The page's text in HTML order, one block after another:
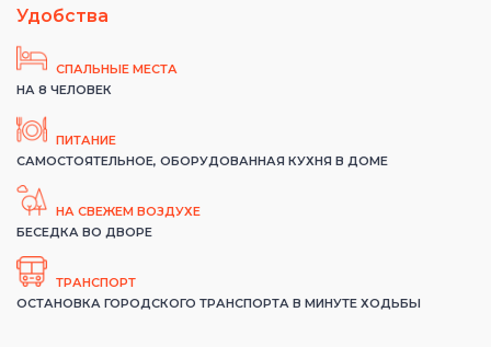
Удобства
СПАЛЬНЫЕ МЕСТА
НА 8 ЧЕЛОВЕК
ПИТАНИЕ
САМОСТОЯТЕЛЬНОЕ, ОБОРУДОВАННАЯ КУХНЯ В ДОМЕ
НА СВЕЖЕМ ВОЗДУХЕ
БЕСЕДКА ВО ДВОРЕ
ТРАНСПОРТ
ОСТАНОВКА ГОРОДСКОГО ТРАНСПОРТА В МИНУТЕ ХОДЬБЫ